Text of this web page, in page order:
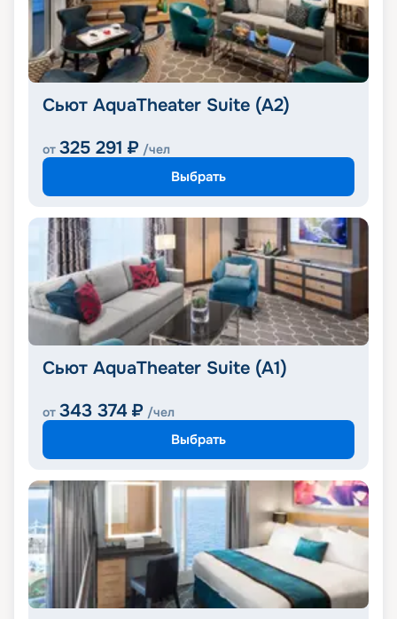
Сьют AquaTheater Suite (A2)
от 325 291 ₽ /чел
Выбрать
Сьют AquaTheater Suite (A1)
от 343 374 ₽ /чел
Выбрать